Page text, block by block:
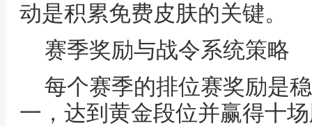
动是积累免费皮肤的关键。
赛季奖励与战令系统策略
每个赛季的排位赛奖励是
一，达到黄金段位并赢得十